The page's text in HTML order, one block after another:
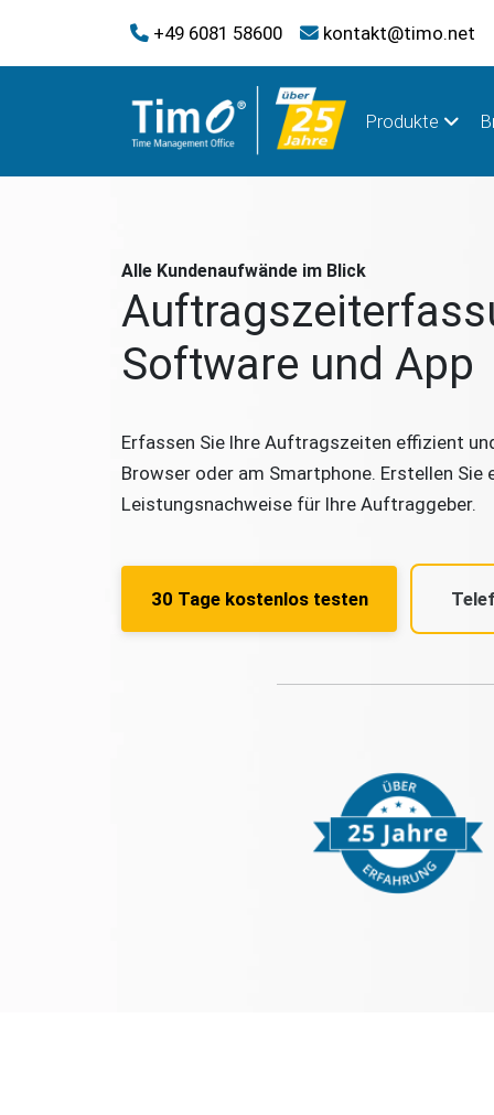
+49 6081 58600 kontakt@timo.net
Produkte
Alle Kundenaufwände im Blick
Software und App
Erfassen Sie Ihre Auftragszeiten effizient
Browser oder am Smartphone. Erstellen Sie
Leistungsnachweise für Ihre Auftraggeber.
30 Tage kostenlos testen